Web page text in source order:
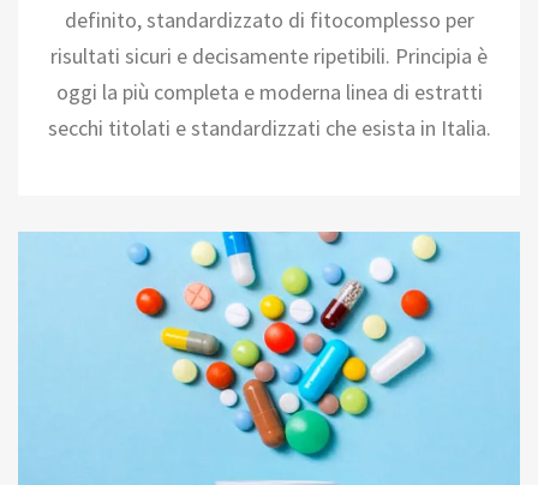
definito, standardizzato di fitocomplesso per
risultati sicuri e decisamente ripetibili. Principia è
oggi la più completa e moderna linea di estratti
secchi titolati e standardizzati che esista in Italia.